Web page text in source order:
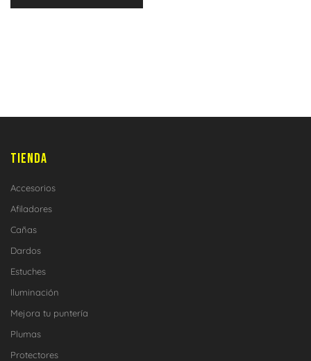
TIENDA
Accesorios
Afiladores
Cañas
Dardos
Estuches
Iluminación
Mejora tu puntería
Plumas
Protectores